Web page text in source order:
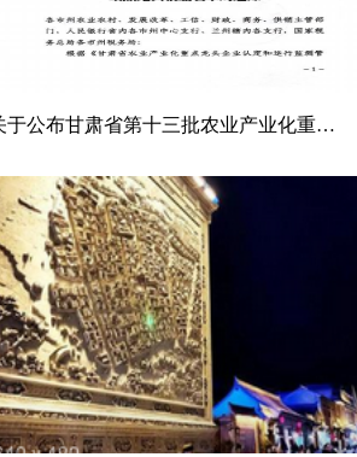
关于公布甘肃省第十三批农业产业化重点龙头企业名单的通知